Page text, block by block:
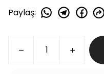
Paylaş: